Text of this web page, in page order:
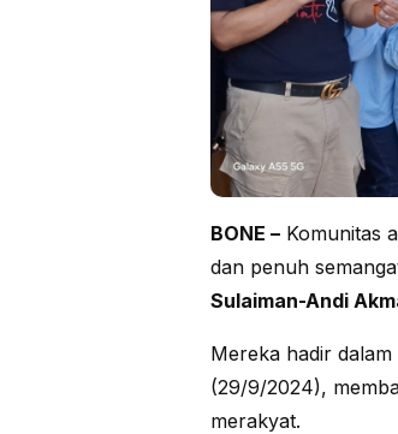
BONE – Komunitas
dan penuh
Sulaiman-Andi
Mereka hadir
(29/9/2024),
merakyat.